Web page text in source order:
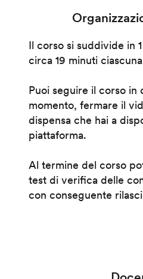
Il corso si suddivide in
circa 19 minuti ciascuna
Puoi seguire il corso in
momento, fermare il
dispensa che hai a
piattaforma.
Al termine del corso
test di verifica delle
con conseguente